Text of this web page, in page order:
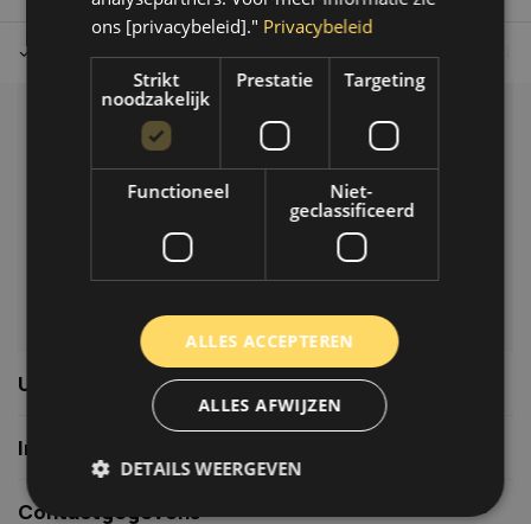
Tot 30 dagen retour sturen. Op werkdagen voor 14.00 uur
Klantenservice
Veelgestelde vragen
06-39119169
info@autoklusser.nl
Usefull links
Informatie
Contactgegevens
ons [privacybeleid]." Privacybeleid
Strikt
noodzakelijk
Prestatie Targeting
Functioneel
Niet-
geclassificeerd
ALLES ACCEPTEREN
ALLES AFWIJZEN
DETAILS WEERGEVEN